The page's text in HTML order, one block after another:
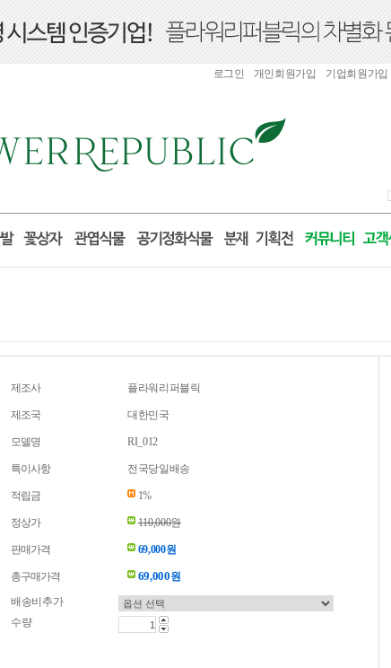
로그인 개인회원가입 기업회원가입
제조사 플라워리퍼블릭
제조국 대한민국
모델명 RI_012
특이사항 전국당일배송
적립금 1%
정상가 110,000원
판매가격 69,000원
총구매가격 69,000원
배송비추가
수량